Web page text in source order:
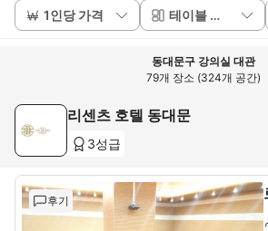
1인당 가격 테이블 배치
동대문구 강의실 대관
79개 장소 (324개 공간)
리센츠 호텔 동대문
3성급
후기